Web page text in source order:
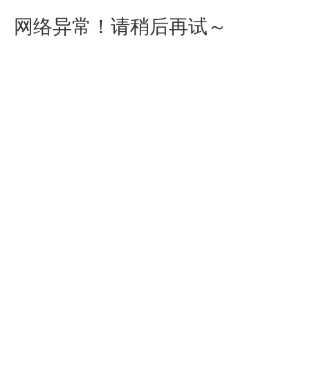
网络异常！请稍后再试～